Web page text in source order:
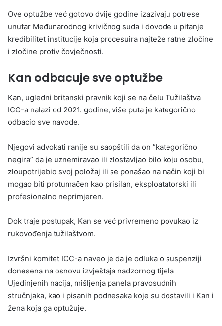
Ove optužbe već gotovo dvije godine izazivaju potrese
unutar Međunarodnog krivičnog suda i dovode u pitanje
kredibilitet institucije koja procesuira najteže ratne zločine
i zločine protiv čovječnosti.
Kan odbacuje sve optužbe
Kan, ugledni britanski pravnik koji se na čelu Tužilaštva
ICC-a nalazi od 2021. godine, više puta je kategorično
odbacio sve navode.
Njegovi advokati ranije su saopštili da on ”kategorično
negira” da je uznemiravao ili zlostavljao bilo koju osobu,
zloupotrijebio svoj položaj ili se ponašao na način koji bi
mogao biti protumačen kao prisilan, eksploatatorski ili
profesionalno neprimjeren.
Dok traje postupak, Kan se već privremeno povukao iz
rukovođenja tužilaštvom.
Izvršni komitet ICC-a naveo je da je odluka o suspenziji
donesena na osnovu izvještaja nadzornog tijela
Ujedinjenih nacija, mišljenja panela pravosudnih
stručnjaka, kao i pisanih podnesaka koje su dostavili i Kan i
žena koja ga optužuje.